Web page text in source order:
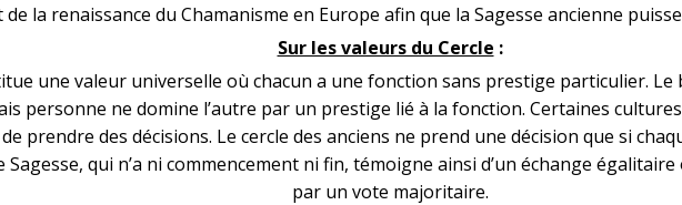
la renaissance du Chamanisme en Europe afin que la Sagesse ancienne
Sur les valeurs du Cercle :
une valeur universelle où chacun a une fonction sans prestige particulier.
personne ne domine l’autre par un prestige lié à la fonction. Certaines
prendre des décisions. Le cercle des anciens ne prend une décision que si
Sagesse, qui n’a ni commencement ni fin, témoigne ainsi d’un échange
par un vote majoritaire.